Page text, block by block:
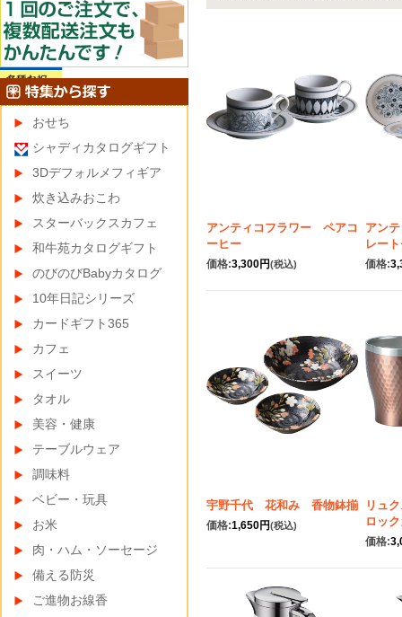
アンティコフラワー ペアコ
ーヒー
価格:3,300円(税込)
アン
レー
価格:
宇野千代 花和み 香物鉢揃
価格:1,650円(税込)
リュ
ロッ
価格:
おせち
シャディカタログギフト
3Dデフォルメフィギア
炊き込みおこわ
スターバックスカフェ
和牛苑カタログギフト
のびのびBabyカタログ
10年日記シリーズ
カードギフト365
カフェ
スイーツ
タオル
美容・健康
テーブルウェア
調味料
ベビー・玩具
お米
肉・ハム・ソーセージ
備える防災
ご進物お線香